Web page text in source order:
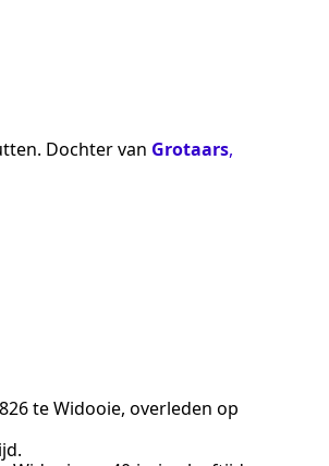
. Dochter van Grotaars,
teWidooie, overleden op